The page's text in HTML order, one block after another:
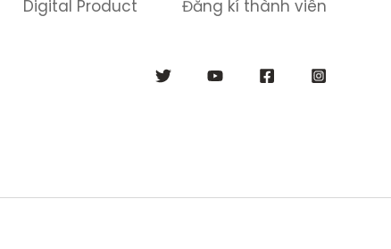
Digital Product Đăng kí thành viên